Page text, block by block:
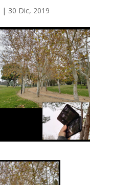
| 30 Dic, 2019